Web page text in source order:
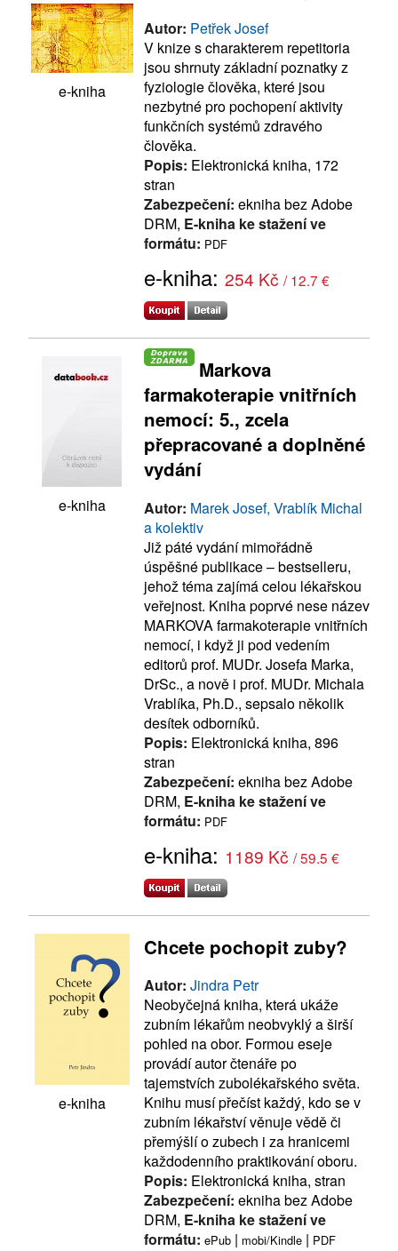
e-kniha
Autor: Petřek Josef
V knize s charakterem repetitoria
jsou shrnuty základní poznatky z
fyziologie člověka, které jsou
nezbytné pro pochopení aktivity
funkčních systémů zdravého
člověka.
Popis: Elektronická kniha, 172
stran
Zabezpečení: ekniha bez Adobe
DRM, E-kniha ke stažení ve
formátu: PDF
e-kniha: 254 Kč / 12.7 €
e-kniha
Markova
farmakoterapie vnitřních
nemocí: 5., zcela
přepracované a doplněné
vydání
Autor: Marek Josef, Vrablík Michal
a kolektiv
Již páté vydání mimořádně
úspěšné publikace – bestselleru,
jehož téma zajímá celou lékařskou
veřejnost. Kniha poprvé nese název
MARKOVA farmakoterapie vnitřních
nemocí, i když ji pod vedením
editorů prof. MUDr. Josefa Marka,
DrSc., a nově i prof. MUDr. Michala
Vrablíka, Ph.D., sepsalo několik
desítek odborníků.
Popis: Elektronická kniha, 896
stran
Zabezpečení: ekniha bez Adobe
DRM, E-kniha ke stažení ve
formátu: PDF
e-kniha: 1189 Kč / 59.5 €
e-kniha
Chcete pochopit zuby?
Autor: Jindra Petr
Neobyčejná kniha, která ukáže
zubním lékařům neobvyklý a širší
pohled na obor. Formou eseje
provádí autor čtenáře po
tajemstvích zubolékařského světa.
Knihu musí přečíst každý, kdo se v
zubním lékařství věnuje vědě či
přemýšlí o zubech i za hranicemi
každodenního praktikování oboru.
Popis: Elektronická kniha, stran
Zabezpečení: ekniha bez Adobe
DRM, E-kniha ke stažení ve
formátu: ePub | mobi/Kindle | PDF